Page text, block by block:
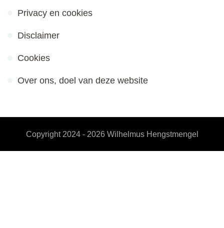
Privacy en cookies
Disclaimer
Cookies
Over ons, doel van deze website
Copyright 2024 - 2026 Wilhelmus Hengstmengel